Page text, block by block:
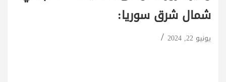
شمال شرق سوريا:
يونيو 22, 2024